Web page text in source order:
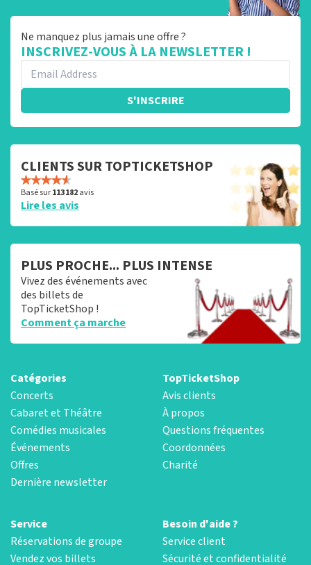
Ne manquez plus jamais une offre ?
INSCRIVEZ-VOUS À LA NEWSLETTER !
S'INSCRIRE
CLIENTS SUR TOPTICKETSHOP
Basé sur113 182avis
Lire les avis
PLUS PROCHE... PLUS INTENSE
Vivez des événements avec
des billets de
TopTicketShop !
Comment ça marche
Catégories
Concerts
Cabaret et Théâtre
Comédies musicales
Événements
Offres
Dernière newsletter
TopTicketShop
Avis clients
À propos
Questions fréquentes
Coordonnées
Charité
Service
Réservations de groupe
Vendez vos billets
Besoin d'aide ?
Service client
Sécurité et confidentialité